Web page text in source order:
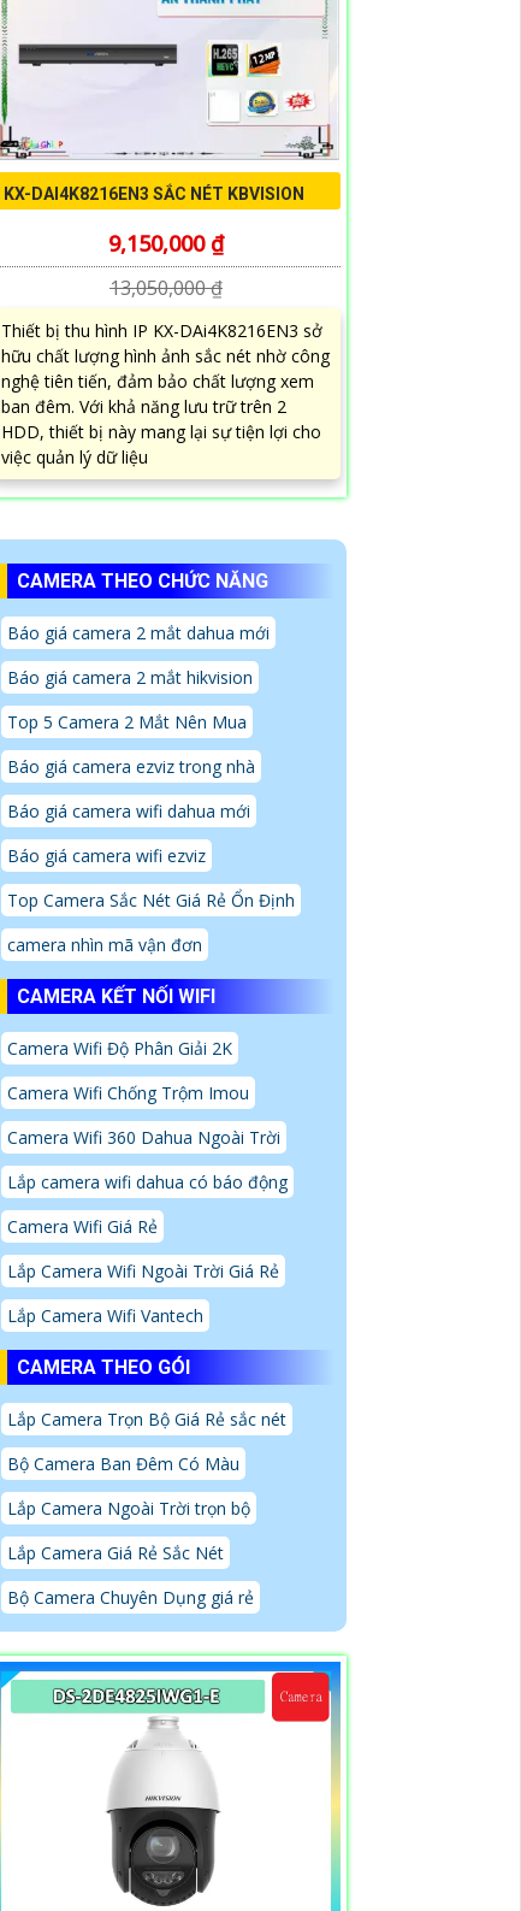
KX-DAI4K8216EN3 SẮC NÉT KBVISION
9,150,000 ₫
13,050,000 ₫
Thiết bị thu hình IP KX-DAi4K8216EN3 sở
hữu chất lượng hình ảnh sắc nét nhờ công
nghệ tiên tiến, đảm bảo chất lượng xem
ban đêm. Với khả năng lưu trữ trên 2
HDD, thiết bị này mang lại sự tiện lợi cho
việc quản lý dữ liệu
CAMERA THEO CHỨC NĂNG
Báo giá camera 2 mắt dahua mới
Báo giá camera 2 mắt hikvision
Top 5 Camera 2 Mắt Nên Mua
Báo giá camera ezviz trong nhà
Báo giá camera wifi dahua mới
Báo giá camera wifi ezviz
Top Camera Sắc Nét Giá Rẻ Ổn Định
camera nhìn mã vận đơn
CAMERA KẾT NỐI WIFI
Camera Wifi Độ Phân Giải 2K
Camera Wifi Chống Trộm Imou
Camera Wifi 360 Dahua Ngoài Trời
Lắp camera wifi dahua có báo động
Camera Wifi Giá Rẻ
Lắp Camera Wifi Ngoài Trời Giá Rẻ
Lắp Camera Wifi Vantech
CAMERA THEO GÓI
Lắp Camera Trọn Bộ Giá Rẻ sắc nét
Bộ Camera Ban Đêm Có Màu
Lắp Camera Ngoài Trời trọn bộ
Lắp Camera Giá Rẻ Sắc Nét
Bộ Camera Chuyên Dụng giá rẻ